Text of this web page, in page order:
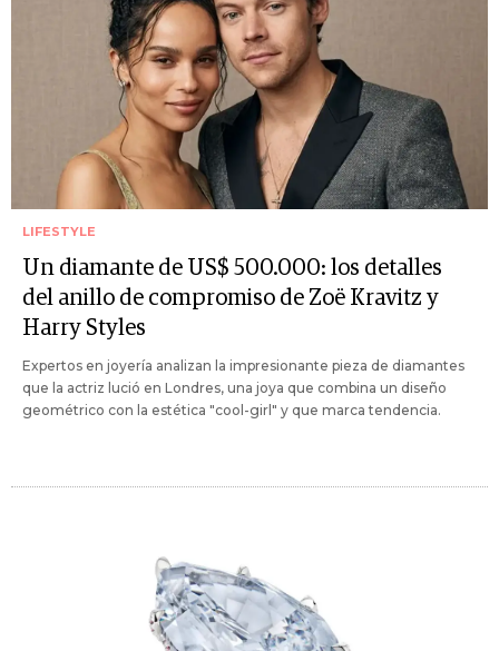
LIFESTYLE
Un diamante de US$ 500.000: los detalles
del anillo de compromiso de Zoë Kravitz y
Harry Styles
Expertos en joyería analizan la impresionante pieza de diamantes
que la actriz lució en Londres, una joya que combina un diseño
geométrico con la estética "cool-girl" y que marca tendencia.